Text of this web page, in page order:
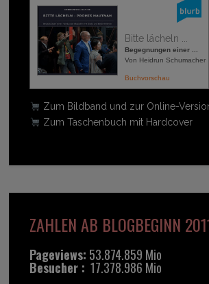
Bitte lächeln ...
Begegnungen einer ...
Von Heidrun Schumacher
Buchvorschau
Zum Bildband und zur Online-
Zum Taschenbuch mit Hardcover
ZAHLEN AB BLOGBEGINN
Pageviews: 53.874.859 Mio
Besucher : 17.378.986 Mio